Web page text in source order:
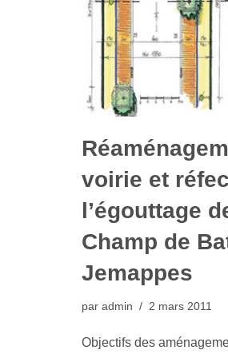
voirie et
l’égouttage
Champ de
Jemappes
par admin 2 mars 2011
Objectifs des